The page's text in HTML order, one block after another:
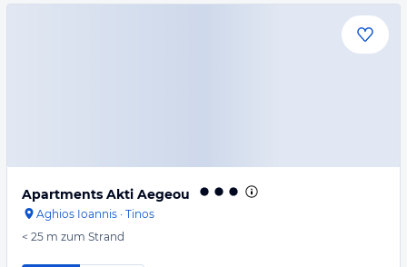
Apartments Akti Aegeou
Aghios Ioannis · Tinos
< 25 m zum Strand